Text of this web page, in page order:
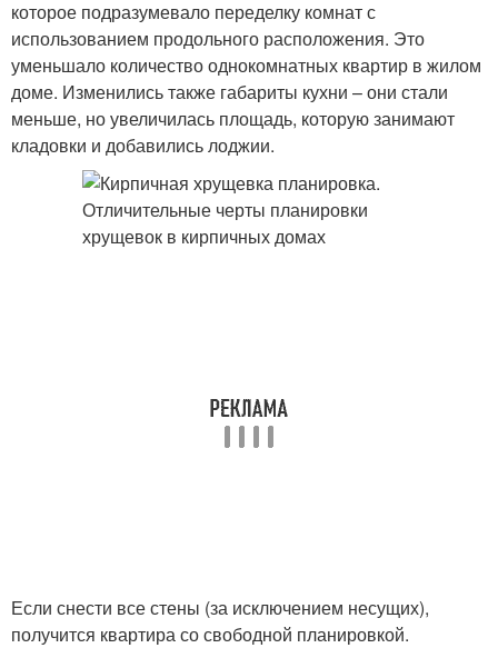
которое подразумевало переделку комнат с
использованием продольного расположения. Это
уменьшало количество однокомнатных квартир в жилом
доме. Изменились также габариты кухни – они стали
меньше, но увеличилась площадь, которую занимают
кладовки и добавились лоджии.
Если снести все стены (за исключением несущих),
получится квартира со свободной планировкой.